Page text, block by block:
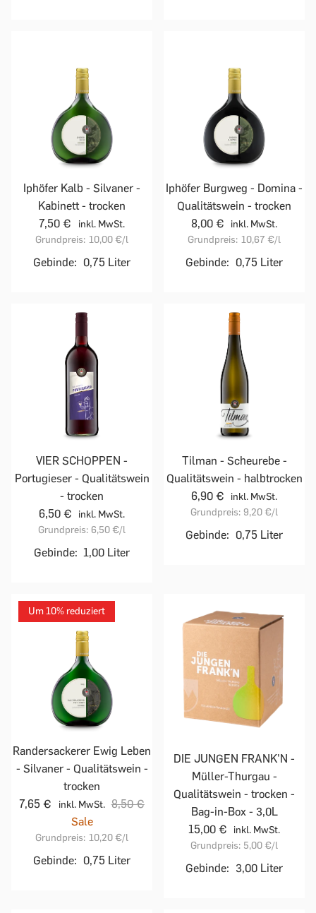
Iphöfer Kalb - Silvaner -
Kabinett - trocken
7,50 €
inkl. MwSt.
Grundpreis: 10,00 €/l
Gebinde: 0,75 Liter
Iphöfer Burgweg - Domina -
Qualitätswein - trocken
8,00 €
inkl. MwSt.
Grundpreis: 10,67 €/l
Gebinde: 0,75 Liter
VIER SCHOPPEN -
Portugieser - Qualitätswein
- trocken
6,50 €
inkl. MwSt.
Grundpreis: 6,50 €/l
Gebinde: 1,00 Liter
Tilman - Scheurebe -
Qualitätswein - halbtrocken
6,90 €
inkl. MwSt.
Grundpreis: 9,20 €/l
Gebinde: 0,75 Liter
Um 10% reduziert
Randersackerer Ewig Leben
- Silvaner - Qualitätswein -
trocken
7,65 €
inkl. MwSt. 8,50 €
Sale
Grundpreis: 10,20 €/l
Gebinde: 0,75 Liter
DIE JUNGEN FRANK'N -
Müller-Thurgau -
Qualitätswein - trocken -
Bag-in-Box - 3,0L
15,00 €
inkl. MwSt.
Grundpreis: 5,00 €/l
Gebinde: 3,00 Liter